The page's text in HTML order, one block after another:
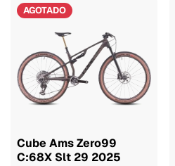
AGOTADO
Cube Ams Zero99
C:68X Slt 29 2025